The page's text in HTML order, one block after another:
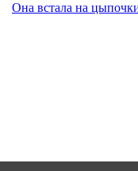
Она встала на